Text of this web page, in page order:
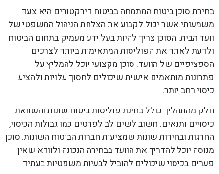
בחירת סוכן ביטוח המתמחה בביטוח דירקטורים היא צעד
משמעותי אשר יכול לקבוע את הצלחת הניהול המשפטי של
וועד הבית. הסוכן צריך להיות בעל ידע מעמיק בתחום הביטוח
ולדעת לאתר את הפוליסות המתאימות ביותר לצרכים
הספציפיים של הוועד. סוכן מקצועי יוכל להמליץ על
פתרונות מותאמים אישית שיכולים לחסוך עלויות ולהציע
כיסוי רחב יותר.
חלק מהתהליך כולל בחינת פוליסות ביטוח שונות והשוואת
כיסויים ותנאים. חשוב לשים לב לפרטים כמו גבולות הכיסוי,
החרגות ובחירות שונות שמציעות חברות הביטוח השונות. סוכן
מנוסה יוכל להדריך את הוועד בבחירה הנכונה ולוודא שאין
פערים בכיסוי שיכולים להוביל לבעיות משפטיות בעתיד.